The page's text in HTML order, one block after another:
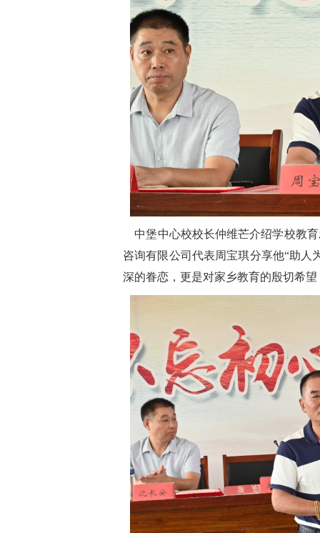
中堡中心校校长仲维芒介绍学校教
咨询有限公司代表周宝琪分享他“助人
深的眷恋，更是对家乡教育的殷切希